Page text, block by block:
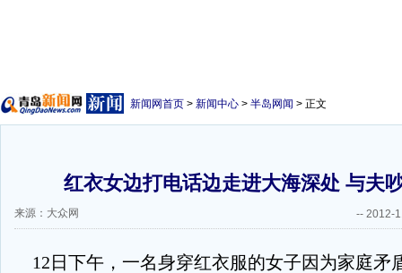
新闻网首页 > 新闻中心 > 半岛网闻 > 正文
红衣女边打电话边走进大海深处 与夫
来源：大众网 -- 2012-
12日下午，一名身穿红衣服的女子因为家庭矛